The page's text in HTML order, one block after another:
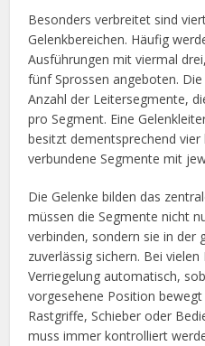
Besonders verbreitet sind
Gelenkbereichen. Häufig
Ausführungen mit viermal
fünf Sprossen angeboten.
Anzahl der Leitersegmente,
pro Segment. Eine
besitzt dementsprechend
verbundene Segmente mit
Die Gelenke bilden das
müssen die Segmente nicht
verbinden, sondern sie in der
zuverlässig sichern. Bei
Verriegelung automatisch,
vorgesehene Position
Rastgriffe, Schieber oder
muss immer kontrolliert